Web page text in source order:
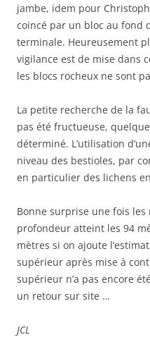
jambe, idem pour
coincé par un bloc au fond
terminale. Heureusement
vigilance est de mise dans
les blocs rocheux ne sont
La petite recherche de la
pas été fructueuse,
déterminé. L’utilisation
niveau des bestioles, par
en particulier des lichens
Bonne surprise une fois les
profondeur atteint les 94
mètres si on ajoute
supérieur après mise à
supérieur n’a pas encore
un retour sur site …
JCL